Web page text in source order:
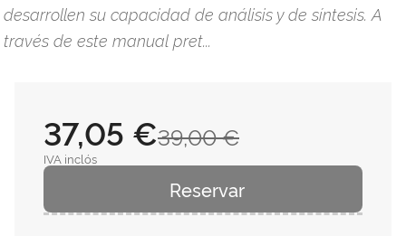
desarrollen su capacidad de análisis y de síntesis. A
través de este manual pret...
39,00 €
37,05 €
IVA inclós
Reservar